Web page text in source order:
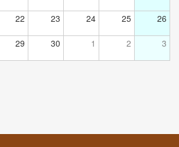
22 23 24 25 26
29 30 1 2 3